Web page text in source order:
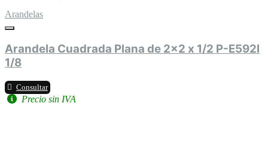
Arandelas
Arandela Cuadrada Plana de 2x2 x 1/2 P-E592l
1/8
Consultar
Precio sin IVA